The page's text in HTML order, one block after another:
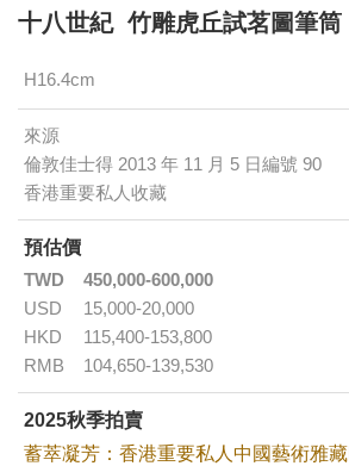
十八世紀 竹雕虎丘試茗圖筆筒
H16.4cm
來源
倫敦佳士得 2013 年 11 月 5 日編號 90
香港重要私人收藏
預估價
TWD
450,000-600,000
USD
15,000-20,000
HKD
115,400-153,800
RMB
104,650-139,530
2025秋季拍賣
蓄萃凝芳：香港重要私人中國藝術雅藏II